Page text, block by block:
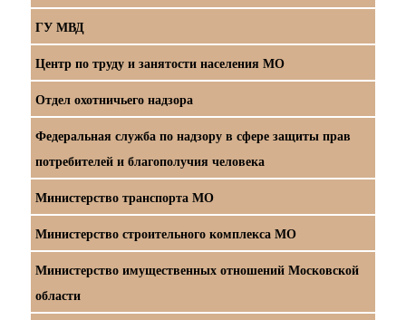
ГУ МВД
Центр по труду и занятости населения МО
Отдел охотничьего надзора
Федеральная служба по надзору в сфере защиты прав
потребителей и благополучия человека
Министерство транспорта МО
Министерство строительного комплекса МО
Министерство имущественных отношений Московской
области